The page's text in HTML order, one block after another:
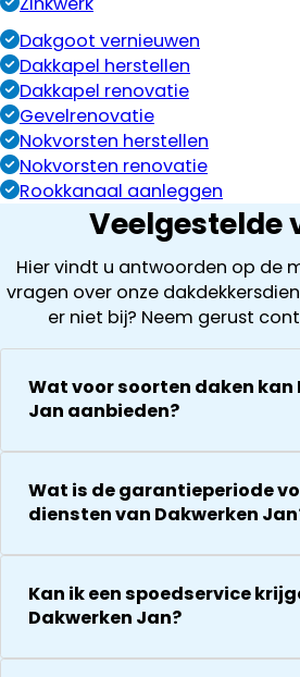
Dakgoot vernieuwen
Dakkapel herstellen
Dakkapel renovatie
Gevelrenovatie
Nokvorsten herstellen
Nokvorsten renovatie
Rookkanaal aanleggen
Veelgestelde
Hier vindt u antwoorden op de
vragen over onze
er niet bij? Neem gerust
Wat voor soorten daken kan
Jan aanbieden?
Wat is de garantieperiode
diensten van Dakwerken
Kan ik een spoedservice
Dakwerken Jan?